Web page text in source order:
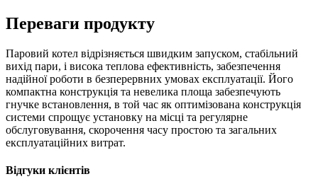
Переваги продукту
Паровий котел відрізняється швидким запуском, стабільний
вихід пари, і висока теплова ефективність, забезпечення
надійної роботи в безперервних умовах експлуатації. Його
компактна конструкція та невелика площа забезпечують
гнучке встановлення, в той час як оптимізована конструкція
системи спрощує установку на місці та регулярне
обслуговування, скорочення часу простою та загальних
експлуатаційних витрат.
Відгуки клієнтів